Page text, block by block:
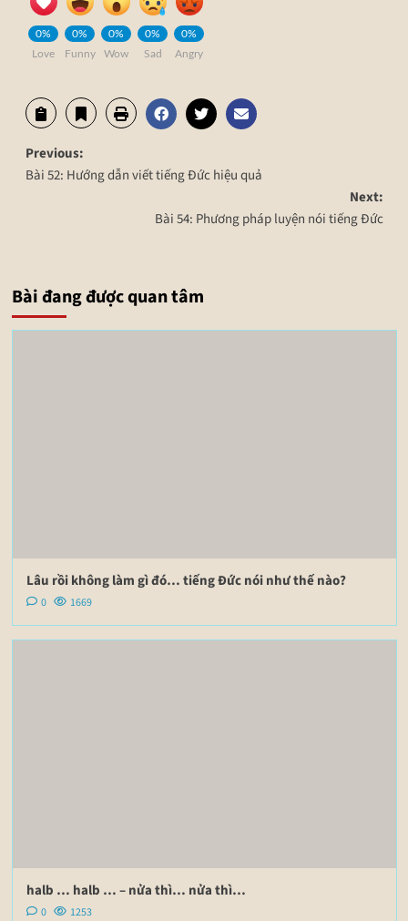
0%
Love
0%
Funny
0%
Wow
0%
Sad
0%
Angry
Previous:
Bài 52: Hướng dẫn viết tiếng Đức hiệu quả
Next:
Bài 54: Phương pháp luyện nói tiếng Đức
Bài đang được quan tâm
Lâu rồi không làm gì đó… tiếng Đức nói như thế nào?
0 1669
halb … halb … – nửa thì… nửa thì…
0 1253